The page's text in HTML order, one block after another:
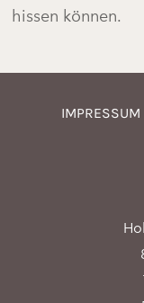
hissen können.
IMPRESSUM